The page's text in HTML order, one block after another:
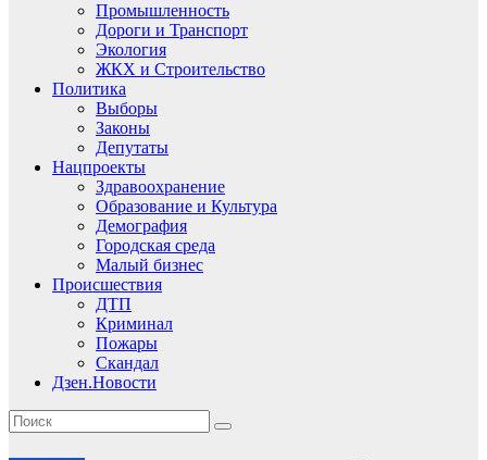
Промышленность
Дороги и Транспорт
Экология
ЖКХ и Строительство
Политика
Выборы
Законы
Депутаты
Нацпроекты
Здравоохранение
Образование и Культура
Демография
Городская среда
Малый бизнес
Происшествия
ДТП
Криминал
Пожары
Скандал
Дзен.Новости